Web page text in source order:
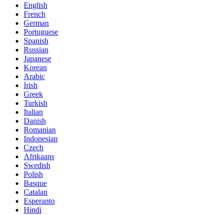
English
French
German
Portuguese
Spanish
Russian
Japanese
Korean
Arabic
Irish
Greek
Turkish
Italian
Danish
Romanian
Indonesian
Czech
Afrikaans
Swedish
Polish
Basque
Catalan
Esperanto
Hindi